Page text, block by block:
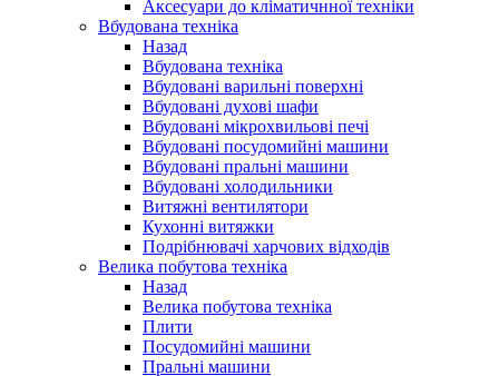
Аксесуари до кліматичнної техніки
Вбудована техніка
Назад
Вбудована техніка
Вбудовані варильні поверхні
Вбудовані духові шафи
Вбудовані мікрохвильові печі
Вбудовані посудомийні машини
Вбудовані пральні машини
Вбудовані холодильники
Витяжні вентилятори
Кухонні витяжки
Подрібнювачі харчових відходів
Велика побутова техніка
Назад
Велика побутова техніка
Плити
Посудомийні машини
Пральні машини